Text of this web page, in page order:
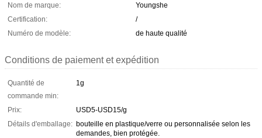
Nom de marque:
Youngshe
Certification:
/
Numéro de modèle:
de haute qualité
Conditions de paiement et expédition
Quantité de
commande min:
1g
Prix:
USD5-USD15/g
Détails d'emballage: bouteille en plastique/verre ou personnalisée selon les
demandes, bien protégée.